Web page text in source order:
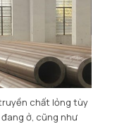
chất lỏng tùy
ở, cũng như